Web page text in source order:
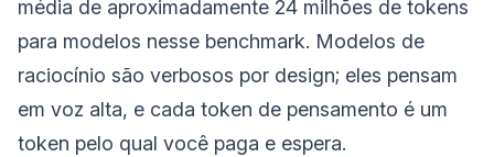
média de aproximadamente 24 milhões de tokens
para modelos nesse benchmark. Modelos de
raciocínio são verbosos por design; eles pensam
em voz alta, e cada token de pensamento é um
token pelo qual você paga e espera.